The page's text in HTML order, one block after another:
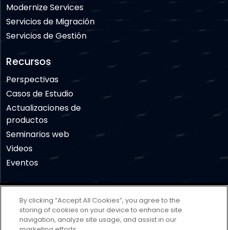
Modernize Services
Servicios de Migración
Servicios de Gestión
Recursos
Perspectivas
Casos de Estudio
Actualizaciones de
productos
Seminarios web
Videos
Eventos
Política de privacidad Política de cookies
Cookies Settings
By clicking “Accept All Cookies”, you agree to the
storing of cookies on your device to enhance site
navigation, analyze site usage, and assist in our